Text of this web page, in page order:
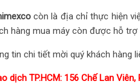
còn là địa chỉ thực hiện
hàng mua máy còn được hỗ
tin chi tiết mời quý khách hàng
dịch TP.HCM: 156 Chế Lan